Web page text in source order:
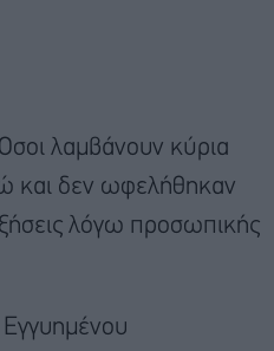
λαμβάνουν κύρια
και δεν ωφελήθηκαν
λόγω προσωπικής
Εγγυημένου